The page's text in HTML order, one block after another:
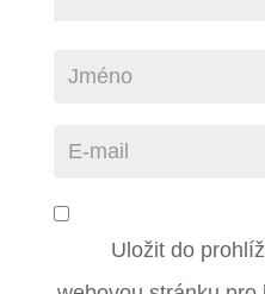
Uložit do